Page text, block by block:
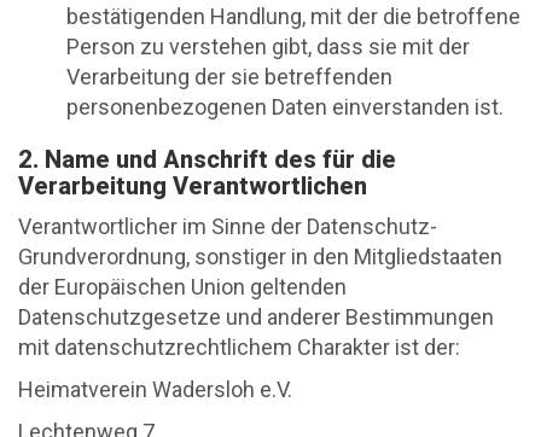
bestätigenden Handlung, mit der die betroffene
Person zu verstehen gibt, dass sie mit der
Verarbeitung der sie betreffenden
personenbezogenen Daten einverstanden ist.
2. Name und Anschrift des für die
Verarbeitung Verantwortlichen
Verantwortlicher im Sinne der Datenschutz-
Grundverordnung, sonstiger in den Mitgliedstaaten
der Europäischen Union geltenden
Datenschutzgesetze und anderer Bestimmungen
mit datenschutzrechtlichem Charakter ist der:
Heimatverein Wadersloh e.V.
Lechtenweg 7